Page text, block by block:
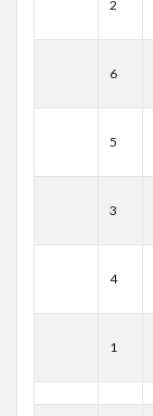
2
6
5
3
4
1